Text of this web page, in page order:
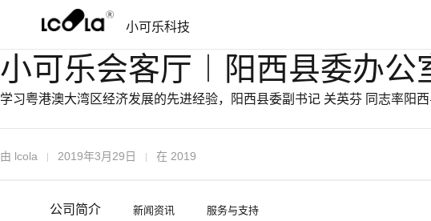
航
容
小可乐科技
小可乐会客厅︱阳西县委办公
学习粤港澳大湾区经济发展的先进经验，阳西县委副书记 关英芬 同志率阳
由 lcola 2019年3月29日 在 2019
公司简介 新闻资讯 服务与支持